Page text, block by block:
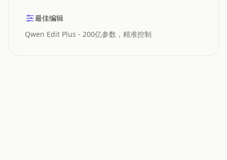
最佳编辑
Qwen Edit Plus - 200亿参数，精准控制